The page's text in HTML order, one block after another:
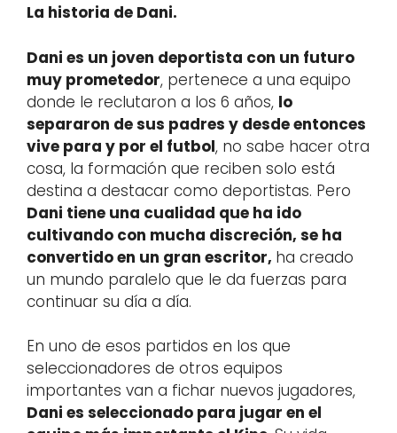
La historia de Dani.
Dani es un joven deportista con un futuro
muy prometedor, pertenece a una equipo
donde le reclutaron a los 6 años, lo
separaron de sus padres y desde entonces
vive para y por el futbol, no sabe hacer otra
cosa, la formación que reciben solo está
destina a destacar como deportistas. Pero
Dani tiene una cualidad que ha ido
cultivando con mucha discreción, se ha
convertido en un gran escritor, ha creado
un mundo paralelo que le da fuerzas para
continuar su día a día.
En uno de esos partidos en los que
seleccionadores de otros equipos
importantes van a fichar nuevos jugadores,
Dani es seleccionado para jugar en el